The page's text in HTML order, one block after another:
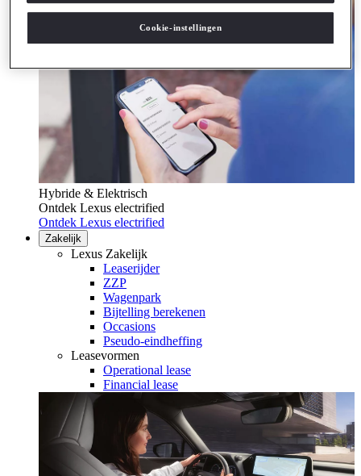
Hybride & Elektrisch
Ontdek Lexus electrified
Ontdek Lexus electrified
Zakelijk
Lexus Zakelijk
Leaserijder
ZZP
Wagenpark
Bijtelling berekenen
Occasions
Pseudo-eindheffing
Leasevormen
Operational lease
Financial lease
Cookie-instellingen